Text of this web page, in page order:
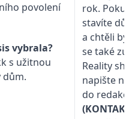
povolení
vybrala?
s užitnou
dům.
rok.
stavíte
a chtěli
se také
Reality
napište
do